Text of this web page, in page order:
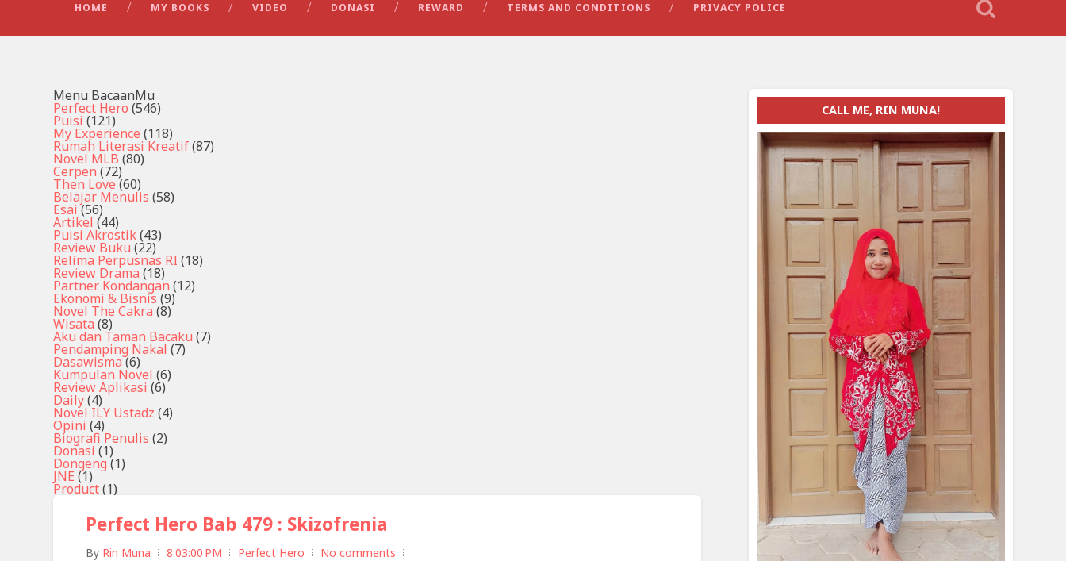
HOME MY BOOKS VIDEO DONASI REWARD TERMS AND CONDITIONS PRIVACY POLICE
Menu BacaanMu
Perfect Hero (546)
Puisi (121)
My Experience (118)
Rumah Literasi Kreatif(87)
Novel MLB (80)
Cerpen (72)
Then Love (60)
Belajar Menulis (58)
Esai (56)
Artikel (44)
Puisi Akrostik(43)
Review Buku (22)
Relima Perpusnas RI (18)
Review Drama (18)
Partner Kondangan (12)
Ekonomi & Bisnis (9)
Novel The Cakra (8)
Wisata (8)
Aku dan Taman Bacaku (7)
Pendamping Nakal (7)
Dasawisma(6)
Kumpulan Novel (6)
Review Aplikasi (6)
Daily(4)
Novel ILY Ustadz (4)
Opini (4)
Biografi Penulis (2)
Donasi (1)
Dongeng (1)
JNE (1)
Product(1)
Perfect Hero Bab 479 : Skizofrenia
By Rin Muna 8:03:00 PM Perfect Hero No comments
CALL ME, RIN MUNA!